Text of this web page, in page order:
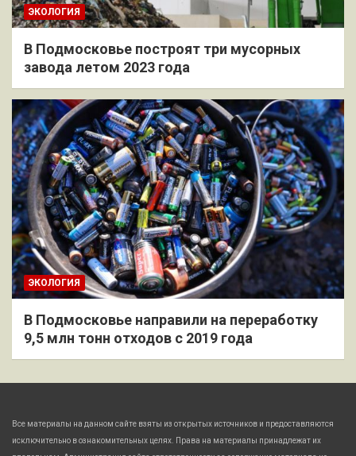
ЭКОЛОГИЯ
В Подмосковье построят три мусорных
завода летом 2023 года
ЭКОЛОГИЯ
В Подмосковье направили на переработку
9,5 млн тонн отходов с 2019 года
Все материалы на данном сайте взяты из открытых источников и предоставляются
исключительно в ознакомительных целях. Права на материалы принадлежат их